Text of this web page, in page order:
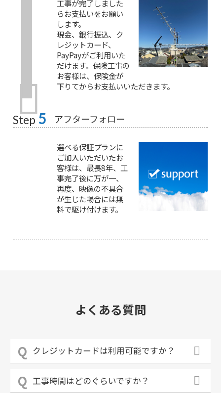
工事が完了しました
らお支払いをお願い
します。
現金、銀行振込、ク
レジットカード、
PayPayがご利用いた
だけます。保険工事の
お客様は、保険金が
下りてからお支払いいただきます。
Step 5 アフターフォロー
選べる保証プランに
ご加入いただいたお
客様は、最長8年、工
事完了後に万が一、
再度、映像の不具合
が生じた場合には無
料で駆け付けます。
よくある質問
クレジットカードは利用可能ですか？
工事時間はどのぐらいですか？